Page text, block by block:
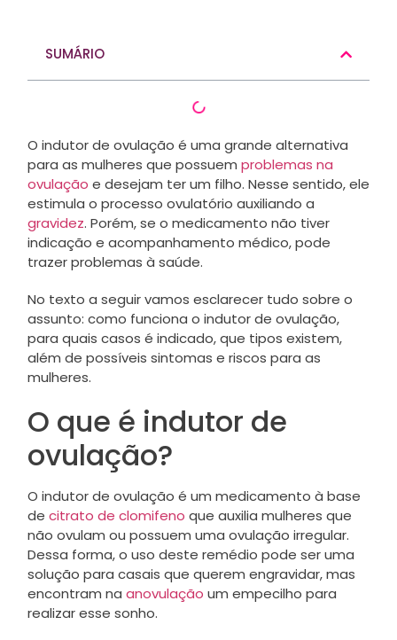
SUMÁRIO
O indutor de ovulação é uma grande alternativa
para as mulheres que possuem problemas na
ovulação e desejam ter um filho. Nesse sentido, ele
estimula o processo ovulatório auxiliando a
gravidez. Porém, se o medicamento não tiver
indicação e acompanhamento médico, pode
trazer problemas à saúde.
No texto a seguir vamos esclarecer tudo sobre o
assunto: como funciona o indutor de ovulação,
para quais casos é indicado, que tipos existem,
além de possíveis sintomas e riscos para as
mulheres.
O que é indutor de
ovulação?
O indutor de ovulação é um medicamento à base
de citrato de clomifeno que auxilia mulheres que
não ovulam ou possuem uma ovulação irregular.
Dessa forma, o uso deste remédio pode ser uma
solução para casais que querem engravidar, mas
encontram na anovulação um empecilho para
realizar esse sonho.